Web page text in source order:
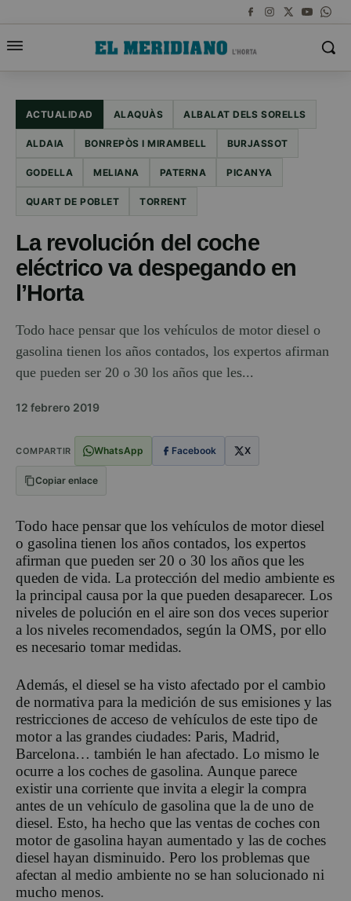
ACTUALIDAD ALAQUÀS ALBALAT DELS SORELLS
ALDAIA BONREPÒS I MIRAMBELL BURJASSOT
GODELLA MELIANA PATERNA PICANYA
QUART DE POBLET TORRENT
La revolución del coche
eléctrico va despegando en
l’Horta
Todo hace pensar que los vehículos de motor diesel o
gasolina tienen los años contados, los expertos afirman
que pueden ser 20 o 30 los años que les...
12 febrero 2019
COMPARTIR WhatsApp Facebook X
Copiar enlace
Todo hace pensar que los vehículos de motor diesel
o gasolina tienen los años contados, los expertos
afirman que pueden ser 20 o 30 los años que les
queden de vida. La protección del medio ambiente es
la principal causa por la que pueden desaparecer. Los
niveles de polución en el aire son dos veces superior
a los niveles recomendados, según la OMS, por ello
es necesario tomar medidas.
Además, el diesel se ha visto afectado por el cambio
de normativa para la medición de sus emisiones y las
restricciones de acceso de vehículos de este tipo de
motor a las grandes ciudades: Paris, Madrid,
Barcelona… también le han afectado. Lo mismo le
ocurre a los coches de gasolina. Aunque parece
existir una corriente que invita a elegir la compra
antes de un vehículo de gasolina que la de uno de
diesel. Esto, ha hecho que las ventas de coches con
motor de gasolina hayan aumentado y las de coches
diesel hayan disminuido. Pero los problemas que
afectan al medio ambiente no se han solucionado ni
mucho menos.